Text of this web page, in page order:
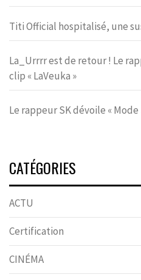
Titi Official hospitalisé, une
La_Urrrr est de retour ! Le
clip « LaVeuka »
Le rappeur SK dévoile «
CATÉGORIES
ACTU
Certification
CINÉMA